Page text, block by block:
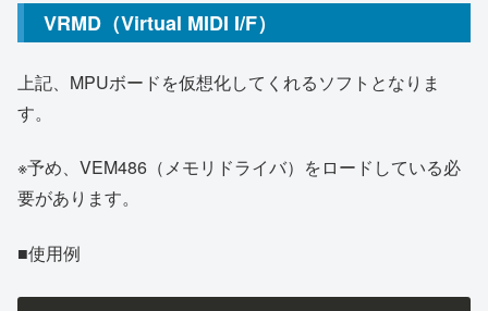
VRMD（Virtual MIDI I/F）
上記、MPUボードを仮想化してくれるソフトとなりま
す。
※予め、VEM486（メモリドライバ）をロードしている必
要があります。
■使用例